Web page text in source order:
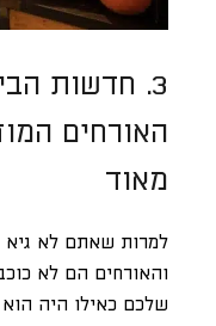
3. חדשות
האורחים
מאוד
למרות שאתם לא גיא
והאורחים הם לא
שלכם כאילו היה